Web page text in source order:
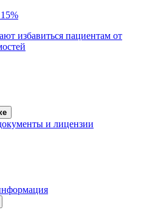
избавиться пациентам от
и лицензии